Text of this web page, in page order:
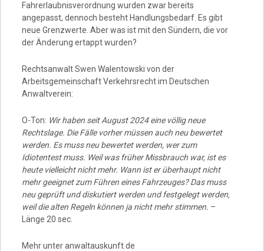
Fahrerlaubnisverordnung wurden zwar bereits
angepasst, dennoch besteht Handlungsbedarf. Es gibt
neue Grenzwerte. Aber was ist mit den Sündern, die vor
der Änderung ertappt wurden?
Rechtsanwalt Swen Walentowski von der
Arbeitsgemeinschaft Verkehrsrecht im Deutschen
Anwaltverein:
O-Ton: Wir haben seit August 2024 eine völlig neue
Rechtslage. Die Fälle vorher müssen auch neu bewertet
werden. Es muss neu bewertet werden, wer zum
Idiotentest muss. Weil was früher Missbrauch war, ist es
heute vielleicht nicht mehr. Wann ist er überhaupt nicht
mehr geeignet zum Führen eines Fahrzeuges? Das muss
neu geprüft und diskutiert werden und festgelegt werden,
weil die alten Regeln können ja nicht mehr stimmen. –
Länge 20 sec.
Mehr unter anwaltauskunft.de